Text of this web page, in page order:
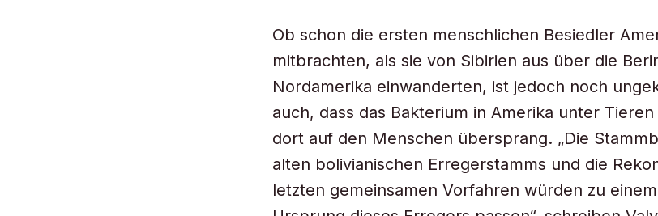
Ob schon die ersten menschlichen Besiedler
mitbrachten, als sie von Sibirien aus über die
Nordamerika einwanderten, ist jedoch noch
auch, dass das Bakterium in Amerika unter
dort auf den Menschen übersprang. „Die
alten bolivianischen Erregerstamms und die
letzten gemeinsamen Vorfahren würden zu